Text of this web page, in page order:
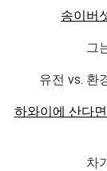
송이버
그
유전 vs. 환
하와이에 산다
차